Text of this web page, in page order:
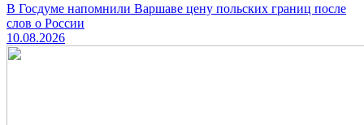
В Госдуме напомнили Варшаве цену польских границ после
слов о России
10.08.2026